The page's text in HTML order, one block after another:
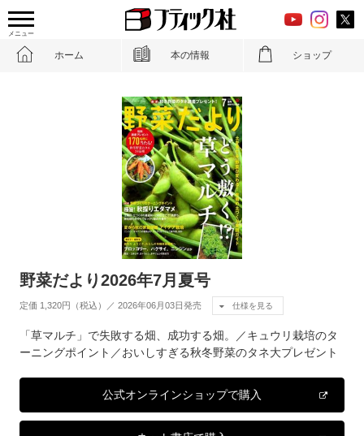
メニュー
ホーム 本の情報 ショップ
野菜だより2026年7月夏号
定価 1,320円（税込）／ 2026年06月03日発売 仕様を見る
「草マルチ」で失敗する畑、成功する畑。／キュウリ栽培のタ
ーニングポイント／おいしすぎる秋冬野菜のタネ大プレゼント
公式オンラインショップで購入